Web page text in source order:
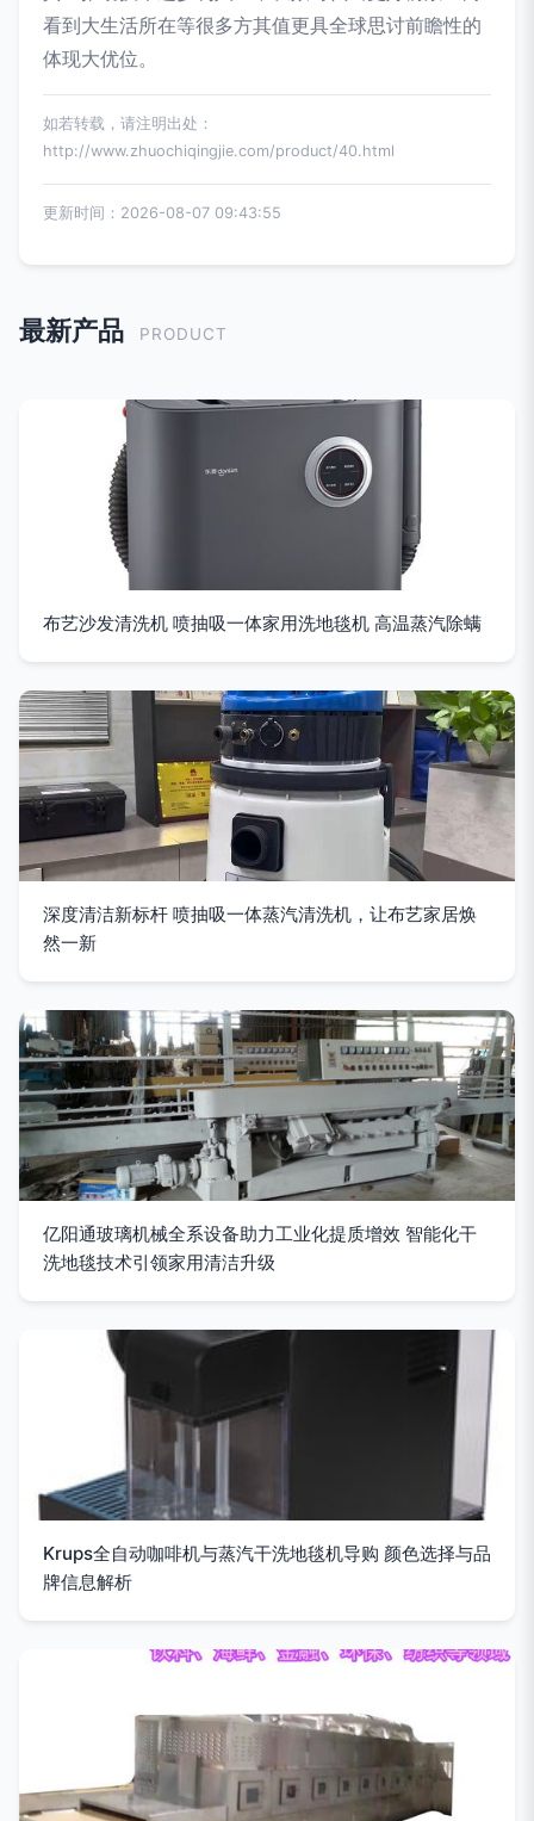
看到大生活所在等很多方其值更具全球思讨前瞻性的
体现大优位。
如若转载，请注明出处：
http://www.zhuochiqingjie.com/product/40.html
更新时间：2026-08-07 09:43:55
最新产品 PRODUCT
布艺沙发清洗机 喷抽吸一体家用洗地毯机 高温蒸汽除螨
深度清洁新标杆 喷抽吸一体蒸汽清洗机，让布艺家居焕
然一新
亿阳通玻璃机械全系设备助力工业化提质增效 智能化干
洗地毯技术引领家用清洁升级
Krups全自动咖啡机与蒸汽干洗地毯机导购 颜色选择与品
牌信息解析